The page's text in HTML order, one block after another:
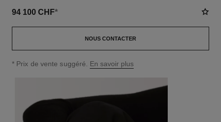
94 100 CHF*
NOUS CONTACTER
↩
* Prix de vente suggéré. En savoir plus